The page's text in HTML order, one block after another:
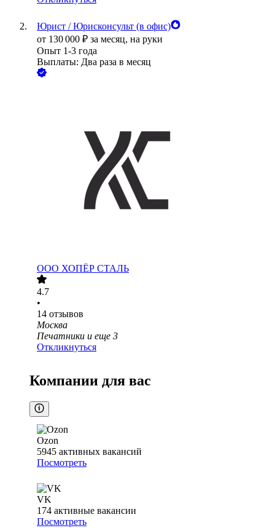
Юрист / Юрисконсульт (в офис)
от 130 000 ₽ за месяц, на руки
Опыт 1-3 года
Выплаты: Два раза в месяц
ООО ХОПЁР СТАЛЬ
4.7
•
14 отзывов
Москва
Печатники и еще 3
Откликнуться
Компании для вас
Ozon
5945 активных вакансий
Посмотреть
VK
174 активные вакансии
Посмотреть